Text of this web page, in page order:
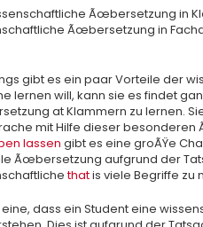
Ãœbersetzung in
Ãœbersetzung in
gibt es ein paar Vorteile der
lernen will, kann sie es findet
at Klammern zu lernen.
mit Hilfe dieser
lassen gibt es eine groÃŸe
Ãœbersetzung aufgrund der
thatis viele Begriffe zu
eine, dass ein Student eine